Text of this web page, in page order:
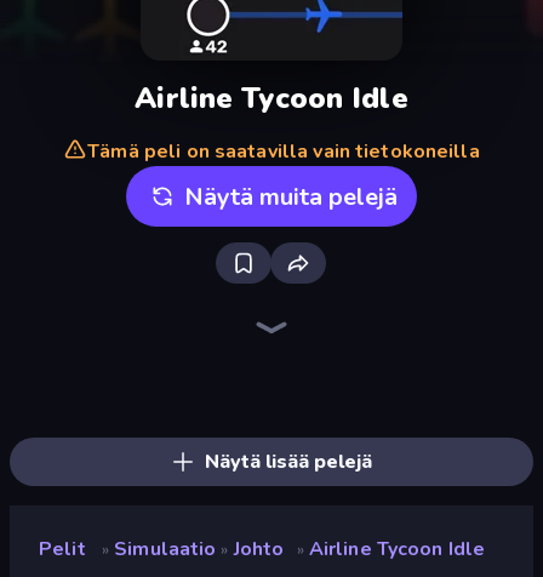
Airline Tycoon Idle
Tämä peli on saatavilla vain tietokoneilla
Näytä muita pelejä
Näytä lisää pelejä
Pelit » Simulaatio » Johto » Airline Tycoon Idle